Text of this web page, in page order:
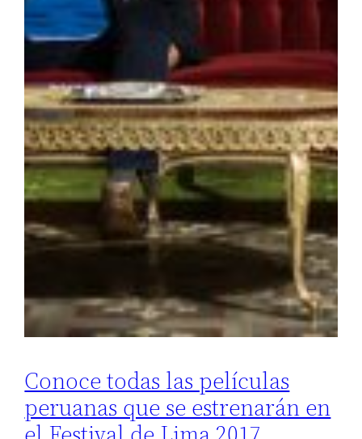
Conoce todas las películas
peruanas que se estrenarán en